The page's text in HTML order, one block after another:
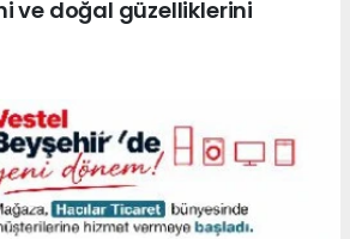
ve doğal güzelliklerini